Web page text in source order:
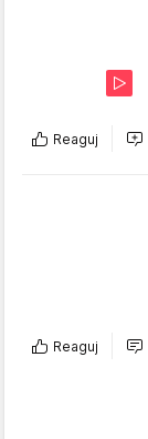
Reaguj
Reaguj